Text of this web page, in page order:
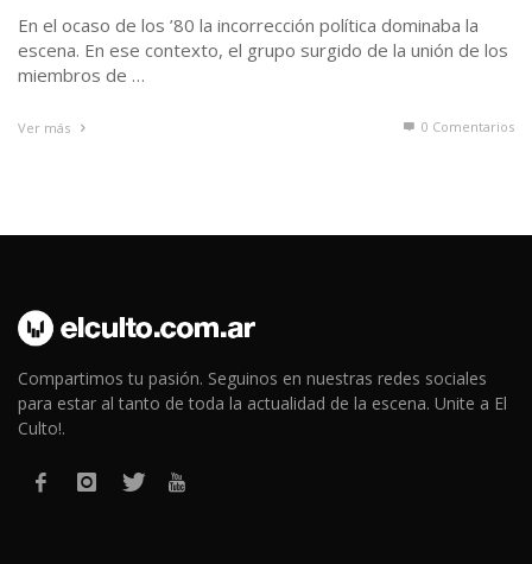
En el ocaso de los ’80 la incorrección política dominaba la
escena. En ese contexto, el grupo surgido de la unión de los
miembros de …
Ver más 0 Comentarios
Compartimos tu pasión. Seguinos en nuestras redes sociales
para estar al tanto de toda la actualidad de la escena. Unite a El
Culto!.